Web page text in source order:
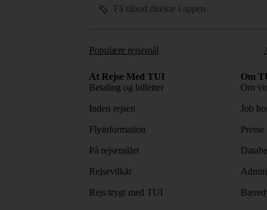
Få tilbud direkte i appen
Populære rejsemål
At Rejse Med TUI
Betaling og billetter
Inden rejsen
Flyinformation
På rejsemålet
Rejsevilkår
Rejs trygt med TUI
Om
Om
Job
Presse